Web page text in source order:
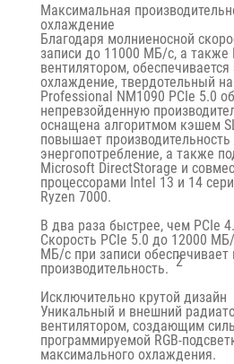
Максимальная
охлаждение
Благодаря молниеносной
записи до 11000 МБ/с, а также
вентилятором,
охлаждение, твердотельный
Professional NM1090 PCIe 5.0
непревзойденную
оснащена алгоритмом кэшем
повышает производительность
энергопотребление, а также
Microsoft DirectStorage и
процессорами Intel 13 и 14
Ryzen 7000.
В два раза быстрее, чем PCIe
Скорость PCIe 5.0 до 12000
МБ/с при записи
производительность. 2
Исключительно крутой дизайн
Уникальный и внешний
вентилятором, создающим
программируемой RGB-
максимального охлаждения.